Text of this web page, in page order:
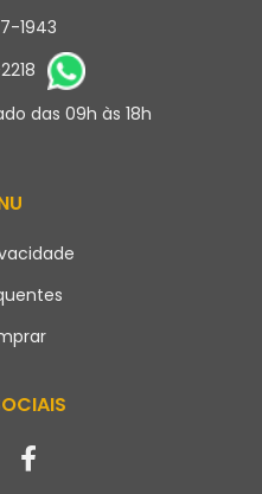
1943
das 09h às 18h